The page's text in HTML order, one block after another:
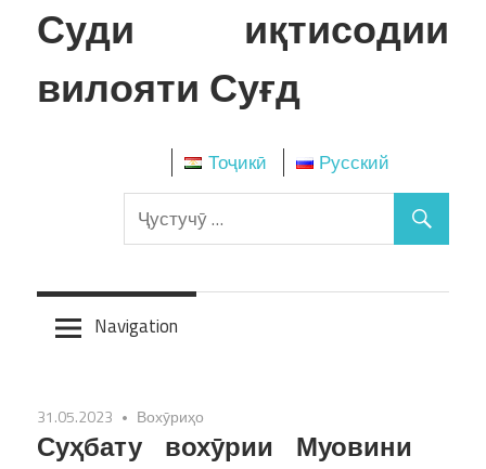
Skip
to
Суди иқтисодии
вилояти Суғд
Тоҷикӣ Русский
Navigation
31.05.2023 Вохӯриҳо
Суҳбату вохӯрии Муовини